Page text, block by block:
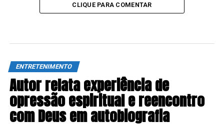
CLIQUE PARA COMENTAR
ENTRETENIMENTO
Autor relata experiência de
opressão espiritual e reencontro
com Deus em autobiografia